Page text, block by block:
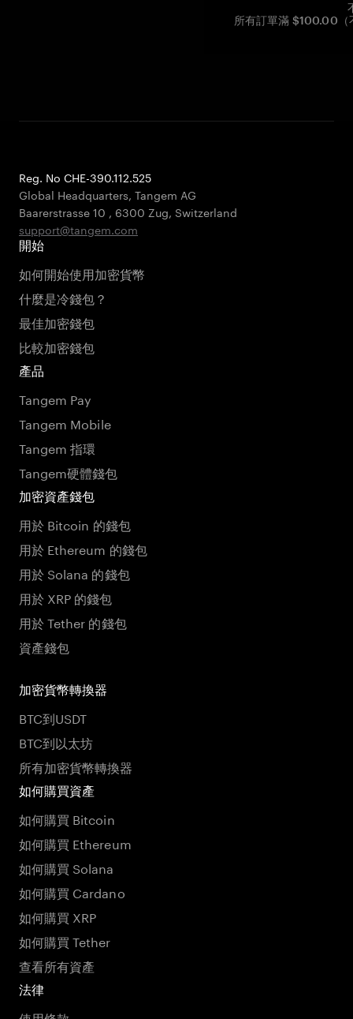
所有訂單滿 $100.00（
Reg. No CHE-390.112.525
Global Headquarters, Tangem AG
Baarerstrasse 10 , 6300 Zug, Switzerland
support@tangem.com
開始
如何開始使用加密貨幣
什麼是冷錢包？
最佳加密錢包
比較加密錢包
產品
Tangem Pay
Tangem Mobile
Tangem 指環
Tangem硬體錢包
加密資產錢包
用於 Bitcoin 的錢包
用於 Ethereum 的錢包
用於 Solana 的錢包
用於 XRP 的錢包
用於 Tether 的錢包
資產錢包
加密貨幣轉換器
BTC到USDT
BTC到以太坊
所有加密貨幣轉換器
如何購買資產
如何購買 Bitcoin
如何購買 Ethereum
如何購買 Solana
如何購買 Cardano
如何購買 XRP
如何購買 Tether
查看所有資產
法律